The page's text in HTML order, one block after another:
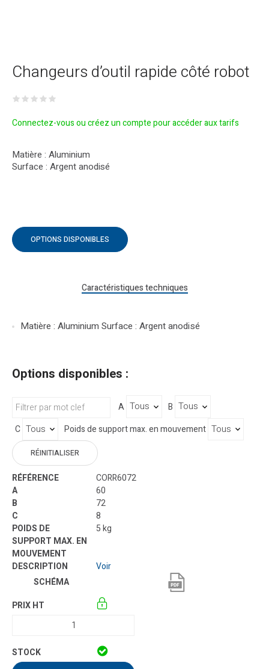
Changeurs d’outil rapide côté robot
Connectez-vous ou créez un compte pour accéder aux tarifs
Matière : Aluminium
Surface : Argent anodisé
OPTIONS DISPONIBLES
Caractéristiques techniques
Matière : Aluminium Surface : Argent anodisé
Options disponibles :
A
B
C
Poids de support max. en mouvement
RÉINITIALISER
CORR6072
60
72
8
5 kg
Voir